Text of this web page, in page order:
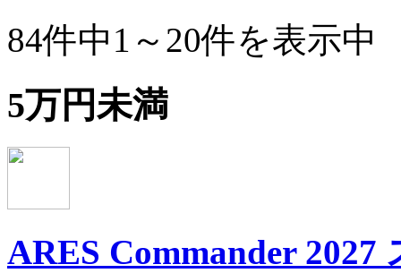
84件中1～20件を表示中
5万円未満
ARES Commander